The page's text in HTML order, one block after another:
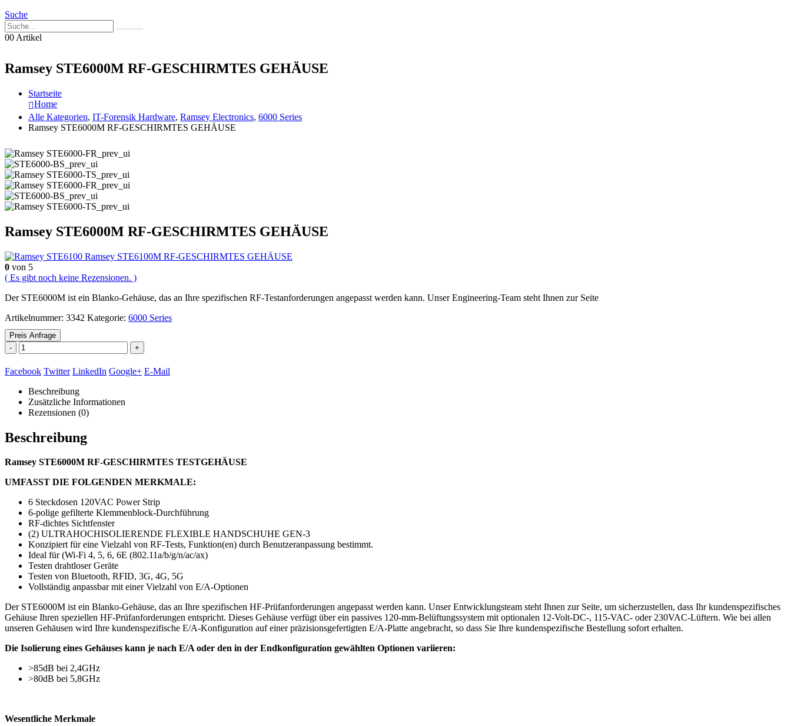
Suche
00 Artikel
Ramsey STE6000M RF-GESCHIRMTES GEHÄUSE
Startseite
Home
Alle Kategorien, IT-Forensik Hardware, Ramsey Electronics, 6000 Series
Ramsey STE6000M RF-GESCHIRMTES GEHÄUSE
Ramsey STE6000M RF-GESCHIRMTES GEHÄUSE
Ramsey STE6100M RF-GESCHIRMTES GEHÄUSE
0 von 5
( Es gibt noch keine Rezensionen. )
Der STE6000M ist ein Blanko-Gehäuse, das an Ihre spezifischen RF-Testanforderungen angepasst werden kann. Unser Engineering-Team steht Ihnen zur Seite
Artikelnummer: 3342 Kategorie: 6000 Series
Preis Anfrage
-
+
Facebook Twitter LinkedIn Google+ E-Mail
Beschreibung
Zusätzliche Informationen
Rezensionen (0)
Beschreibung
Ramsey STE6000M RF-GESCHIRMTES TESTGEHÄUSE
UMFASST DIE FOLGENDEN MERKMALE:
6 Steckdosen 120VAC Power Strip
6-polige gefilterte Klemmenblock-Durchführung
RF-dichtes Sichtfenster
(2) ULTRAHOCHISOLIERENDE FLEXIBLE HANDSCHUHE GEN-3
Konzipiert für eine Vielzahl von RF-Tests, Funktion(en) durch Benutzeranpassung bestimmt.
Ideal für (Wi-Fi 4, 5, 6, 6E (802.11a/b/g/n/ac/ax)
Testen drahtloser Geräte
Testen von Bluetooth, RFID, 3G, 4G, 5G
Vollständig anpassbar mit einer Vielzahl von E/A-Optionen
Der STE6000M ist ein Blanko-Gehäuse, das an Ihre spezifischen HF-Prüfanforderungen angepasst werden kann. Unser Entwicklungsteam steht Ihnen zur Seite, um sicherzustellen, dass Ihr kundenspezifisches
Gehäuse Ihren speziellen HF-Prüfanforderungen entspricht. Dieses Gehäuse verfügt über ein passives 120-mm-Belüftungssystem mit optionalen 12-Volt-DC-, 115-VAC- oder 230VAC-Lüftern. Wie bei allen
unseren Gehäusen wird Ihre kundenspezifische E/A-Konfiguration auf einer präzisionsgefertigten E/A-Platte angebracht, so dass Sie Ihre kundenspezifische Bestellung sofort erhalten.
Die Isolierung eines Gehäuses kann je nach E/A oder den in der Endkonfiguration gewählten Optionen variieren:
>85dB bei 2,4GHz
>80dB bei 5,8GHz
Wesentliche Merkmale